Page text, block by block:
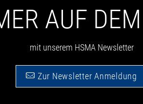
AUF
mit unserem HSMA Newsletter
Zur Newsletter Anmeldung